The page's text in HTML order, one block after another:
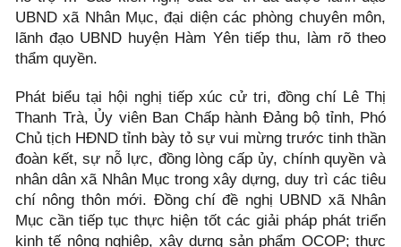
UBND xã Nhân Mục, đại diện các phòng chuyên môn,
lãnh đạo UBND huyện Hàm Yên tiếp thu, làm rõ theo
thẩm quyền.
Phát biểu tại hội nghị tiếp xúc cử tri, đồng chí Lê Thị
Thanh Trà, Ủy viên Ban Chấp hành Đảng bộ tỉnh, Phó
Chủ tịch HĐND tỉnh bày tỏ sự vui mừng trước tinh thần
đoàn kết, sự nỗ lực, đồng lòng cấp ủy, chính quyền và
nhân dân xã Nhân Mục trong xây dựng, duy trì các tiêu
chí nông thôn mới. Đồng chí đề nghị UBND xã Nhân
Mục cần tiếp tục thực hiện tốt các giải pháp phát triển
kinh tế nông nghiệp, xây dựng sản phẩm OCOP; thực